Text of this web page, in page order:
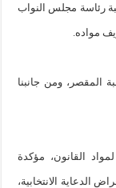
رئاسة مجلس النواب
مواده.
المقصر، ومن جانبنا
القانون، مؤكدة
الدعاية الانتخابية،